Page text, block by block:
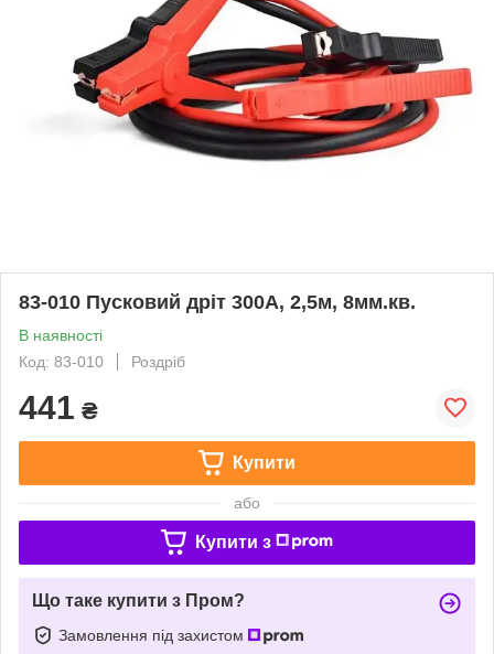
83-010 Пусковий дріт 300А, 2,5м, 8мм.кв.
В наявності
Код: 83-010
Роздріб
441 ₴
Купити
або
Купити з
Що таке купити з Пром?
Замовлення під захистом